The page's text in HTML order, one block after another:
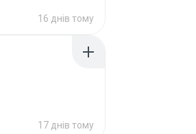
16 днів тому
17 днів тому